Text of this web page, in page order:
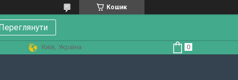
Кошик
Київ, Україна